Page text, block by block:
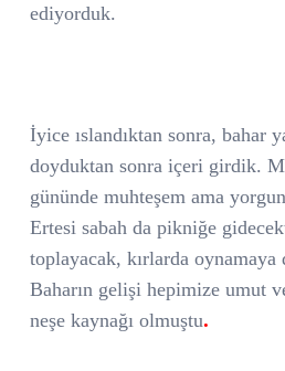
ediyorduk.
İyice ıslandıktan sonra, bahar
doyduktan sonra içeri girdik.
gününde muhteşem ama
Ertesi sabah da pikniğe
toplayacak, kırlarda oynamaya
Baharın gelişi hepimize umut
neşe kaynağı olmuştu.